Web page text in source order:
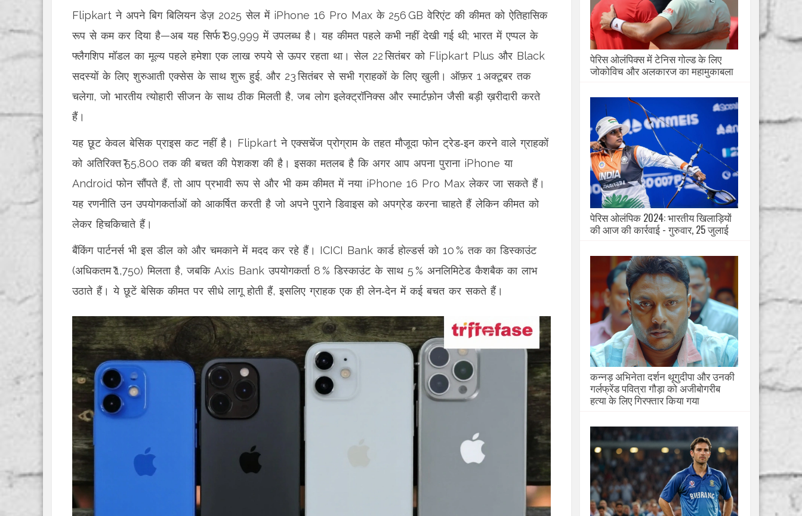
Flipkart ने अपने बिग बिलियन डेज़ 2025 सेल में iPhone 16 Pro Max के 256 GB वेरिएंट की कीमत को ऐतिहासिक
रूप से कम कर दिया है—अब यह सिर्फ ₹ 89,999 में उपलब्ध है। यह कीमत पहले कभी नहीं देखी गई थी; भारत में एप्पल के
फ्लैगशिप मॉडल का मूल्य पहले हमेशा एक लाख रुपये से ऊपर रहता था। सेल 22 सितंबर को Flipkart Plus और Black
सदस्यों के लिए शुरुआती एक्सेस के साथ शुरू हुई, और 23 सितंबर से सभी ग्राहकों के लिए खुली। ऑफ़र 1 अक्टूबर तक
चलेगा, जो भारतीय त्योहारी सीजन के साथ ठीक मिलती है, जब लोग इलेक्ट्रॉनिक्स और स्मार्टफ़ोन जैसी बड़ी ख़रीदारी करते
हैं।
यह छूट केवल बेसिक प्राइस कट नहीं है। Flipkart ने एक्सचेंज प्रोग्राम के तहत मौजूदा फोन ट्रेड‑इन करने वाले ग्राहकों
को अतिरिक्त ₹ 55,800 तक की बचत की पेशकश की है। इसका मतलब है कि अगर आप अपना पुराना iPhone या
Android फोन सौंपते हैं, तो आप प्रभावी रूप से और भी कम कीमत में नया iPhone 16 Pro Max लेकर जा सकते हैं।
यह रणनीति उन उपयोगकर्ताओं को आकर्षित करती है जो अपने पुराने डिवाइस को अपग्रेड करना चाहते हैं लेकिन कीमत को
लेकर हिचकिचाते हैं।
बैंकिंग पार्टनर्स भी इस डील को और चमकाने में मदद कर रहे हैं। ICICI Bank कार्ड होल्डर्स को 10 % तक का डिस्काउंट
(अधिकतम ₹ 1,750) मिलता है, जबकि Axis Bank उपयोगकर्ता 8 % डिस्काउंट के साथ 5 % अनलिमिटेड कैशबैक का लाभ
उठाते हैं। ये छूटें बेसिक कीमत पर सीधे लागू होती हैं, इसलिए ग्राहक एक ही लेन‑देन में कई बचत कर सकते हैं।
पेरिस ओलंपिक्स में टेनिस गोल्ड के लिए
जोकोविच और अलकारज का महामुकाबला
पेरिस ओलंपिक 2024: भारतीय खिलाड़ियों
की आज की कार्रवाई - गुरुवार, 25 जुलाई
कन्नड़ अभिनेता दर्शन थूगुदीपा और उनकी
गर्लफ्रेंड पवित्रा गौड़ा को अजीबोगरीब
हत्या के लिए गिरफ्तार किया गया